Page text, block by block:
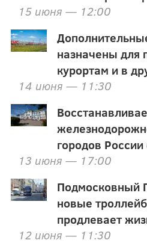
15 июня — 12:00
назначены для
курортам и в
14 июня — 11:30
городов
13 июня — 17:00
Подмосковный
новые
продлевает
12 июня — 11:30